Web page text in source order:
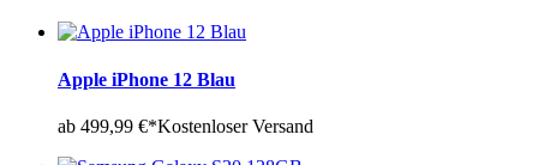
Apple iPhone 12 Blau
ab 499,99 €*Kostenloser Versand